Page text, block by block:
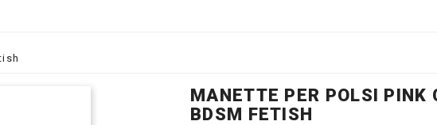
MANETTE PER POLSI PINK
BDSM FETISH